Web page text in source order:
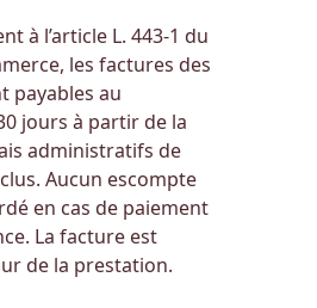
à l’article L. 443-1 du
les factures des
payables au
jours à partir de la
administratifs de
Aucun escompte
en cas de paiement
La facture est
de la prestation.